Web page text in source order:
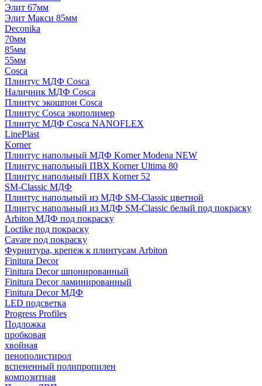
Элит 67мм
Элит Макси 85мм
Deconika
70мм
85мм
55мм
Cosca
Плинтус МДФ Cosca
Наличник МДФ Cosca
Плинтус экошпон Cosca
Плинтус Cosca экополимер
Плинтус МДФ Cosca NANOFLEX
LinePlast
Korner
Плинтус напольный МДФ Korner Modena NEW
Плинтус напольный ПВХ Korner Ultima 80
Плинтус напольный ПВХ Korner 52
SM-Classic МДФ
Плинтус напольный из МДФ SM-Classic цветной
Плинтус напольный из МДФ SM-Classic белый под покраску
Arbiton МДФ под покраску
Loctike под покраску
Cavare под покраску
Фурнитура, крепеж к плинтусам Arbiton
Finitura Decor
Finitura Decor шпонированный
Finitura Decor ламинированный
Finitura Decor МДФ
LED подсветка
Progress Profiles
Подложка
пробковая
хвойная
пенополистирол
вспененный полипропилен
композитная